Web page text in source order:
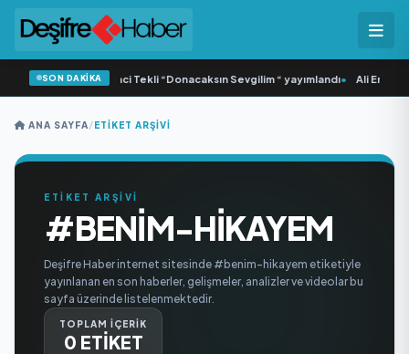
SON DAKİKA
Yonca Samlı ‘dan İkinci Tekli “Donacaksın Sevgilim “ yayımlandı• Ali Emre
ANA SAYFA/ETIKET ARŞIVI
ETİKET ARŞİVİ
#BENIM-HIKAYEM
Deşifre Haber internet sitesinde #benim-hikayem etiketiyle
yayınlanan en son haberler, gelişmeler, analizler ve videolar bu
sayfa üzerinde listelenmektedir.
TOPLAM İÇERİK
0 ETİKET